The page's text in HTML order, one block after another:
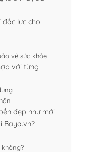
lực cho
vệ sức khỏe
với từng
đẹp như mới
Baya.vn?